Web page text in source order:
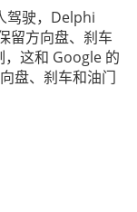
驾驶，Delphi
留方向盘、刹车
，这和 Google 的
盘、刹车和油门